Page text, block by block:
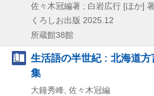
佐々木冠編著 ; 白岩広行 [ほか] 著
くろしお出版 2025.12
所蔵館38館
生活語の半世紀 : 北海道
集
大鐘秀峰, 佐々木冠編